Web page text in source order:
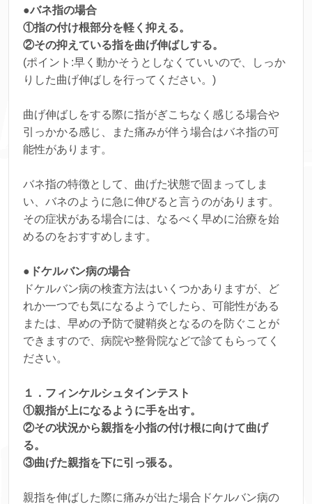
●バネ指の場合
①指の付け根部分を軽く抑える。
②その抑えている指を曲げ伸ばしする。
(ポイント:早く動かそうとしなくていいので、しっか
りした曲げ伸ばしを行ってください。)
曲げ伸ばしをする際に指がぎこちなく感じる場合や
引っかかる感じ、また痛みが伴う場合はバネ指の可
能性があります。
バネ指の特徴として、曲げた状態で固まってしま
い、バネのように急に伸びると言うのがあります。
その症状がある場合には、なるべく早めに治療を始
めるのをおすすめします。
●ドケルバン病の場合
ドケルバン病の検査方法はいくつかありますが、ど
れか一つでも気になるようでしたら、可能性がある
または、早めの予防で腱鞘炎となるのを防ぐことが
できますので、病院や整骨院などで診てもらってく
ださい。
１．フィンケルシュタインテスト
①親指が上になるように手を出す。
②その状況から親指を小指の付け根に向けて曲げ
る。
③曲げた親指を下に引っ張る。
親指を伸ばした際に痛みが出た場合ドケルバン病の